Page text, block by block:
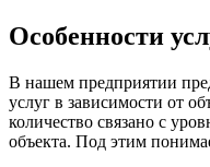
Особенности
В нашем предприятии
услуг в зависимости от
количество связано с
объекта. Под этим